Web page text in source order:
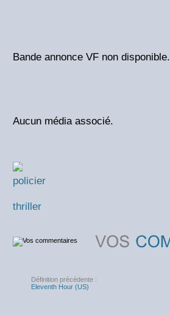
Bande annonce VF non disponible.
Aucun média associé.
policier
thriller
Définition précédente :
Eleventh Hour (US)